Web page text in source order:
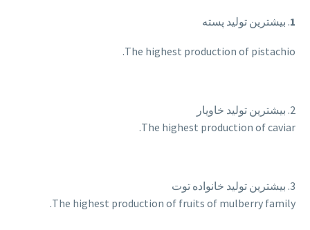
1. بیشترین تولید پسته
The highest production of pistachio.
2. بیشترین تولید خاویار
The highest production of caviar.
3. بیشترین تولید خانواده توت
The highest production of fruits of mulberry family.